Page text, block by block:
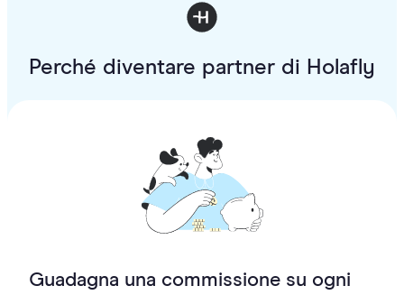
Perché diventare partner di Holafly
Guadagna una commissione su ogni